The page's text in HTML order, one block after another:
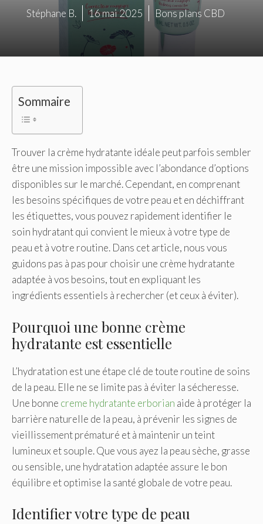
Stéphane B. 16 mai 2025 Bons plans CBD
Sommaire
Trouver la crème hydratante idéale peut parfois sembler
être une mission impossible avec l’abondance d’options
disponibles sur le marché. Cependant, en comprenant
les besoins spécifiques de votre peau et en déchiffrant
les étiquettes, vous pouvez rapidement identifier le
soin hydratant qui convient le mieux à votre type de
peau et à votre routine. Dans cet article, nous vous
guidons pas à pas pour choisir une crème hydratante
adaptée à vos besoins, tout en expliquant les
ingrédients essentiels à rechercher (et ceux à éviter).
Pourquoi une bonne crème
hydratante est essentielle
L’hydratation est une étape clé de toute routine de soins
de la peau. Elle ne se limite pas à éviter la sécheresse.
Une bonne creme hydratante erborian aide à protéger la
barrière naturelle de la peau, à prévenir les signes de
vieillissement prématuré et à maintenir un teint
lumineux et souple. Que vous ayez la peau sèche, grasse
ou sensible, une hydratation adaptée assure le bon
équilibre et optimise la santé globale de votre peau.
Identifier votre type de peau